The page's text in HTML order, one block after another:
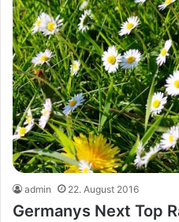
admin 22. August 2016
Germanys Next Top